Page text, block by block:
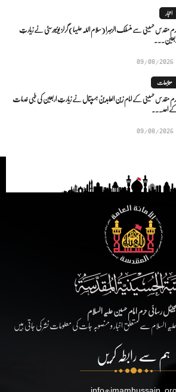
اخبار
مقدس حسینی سے منسلک الزہرا (سلام اللہ علیہا) گرلز یونیورسٹی نے زیارتِ
09/08/2026
متابعات
مقدس حسینی کے امام زین العابدینؑ ہسپتال نے زیارتِ اربعین کی طبی خدمات
اعد...
09/08/2026
رسائی حرم امام حسین علیہ السلام
السلام سے متعلق اخبار و منصوبہ جات کی معلومات نشر کی جاتی ہیں
ہم سے رابطہ کریں